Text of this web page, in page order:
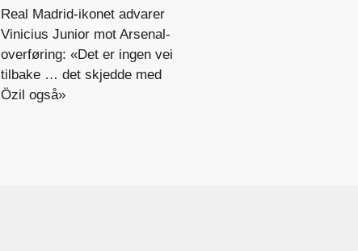
Real Madrid-ikonet advarer
Vinicius Junior mot Arsenal-
overføring: «Det er ingen vei
tilbake … det skjedde med
Özil også»